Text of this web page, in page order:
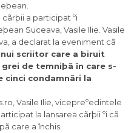
a participat ºi
Suceava, Vasile Ilie. Vasile
a declarat la eveniment cã
scriitor care a biruit
de temniþã în care s-
cinci condamnãri la
Vasile Ilie, vicepreºedintele
la lansarea cãrþii ºi cã
care a închis.